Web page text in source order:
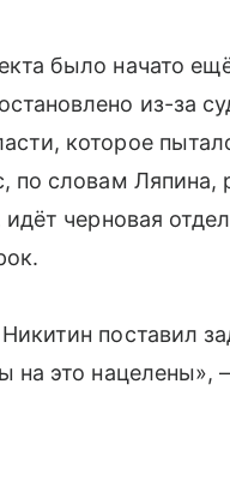
было начато
из-за
которое
по словам Ляпина,
черновая
поставил
на это